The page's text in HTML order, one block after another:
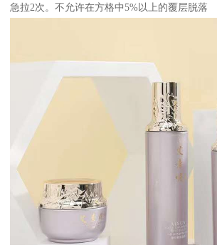
急拉2次。不允许在方格中5%以上的覆层脱落